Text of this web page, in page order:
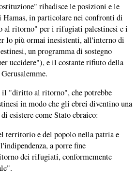
ribadisce le posizioni e le
in particolare nei confronti di
al ritorno" per i rifugiati palestinesi e i
lo più ormai inesistenti, all'interno di
un programma di sostegno
uccidere"), e il costante rifiuto della
il "diritto al ritorno", che potrebbe
in modo che gli ebrei diventino una
esistere come Stato ebraico:
territorio e del popolo nella patria e
a porre fine
dei rifugiati, conformemente